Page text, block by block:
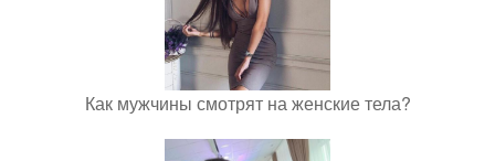
Как мужчины смотрят на женские тела?